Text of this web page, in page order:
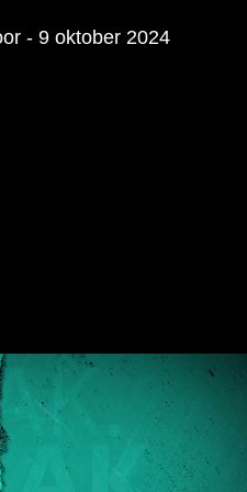
- 9 oktober 2024